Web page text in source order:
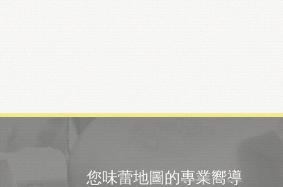
您味蕾地圖的專業嚮導